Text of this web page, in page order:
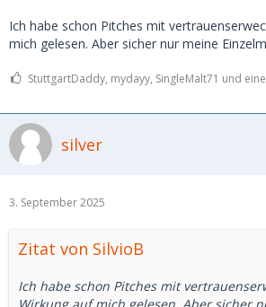
Ich habe schon Pitches mit
mich gelesen. Aber sicher nur meine
StuttgartDaddy, mydayy, SingleMalt71 und
silver
3. September 2025
Zitat von SilvioB
Ich habe schon Pitches mit